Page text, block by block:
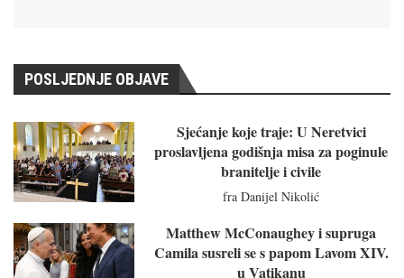
POSLJEDNJE OBJAVE
Sjećanje koje traje: U Neretvici
proslavljena godišnja misa za poginule
branitelje i civile
fra Danijel Nikolić
Matthew McConaughey i supruga
Camila susreli se s papom Lavom XIV.
u Vatikanu